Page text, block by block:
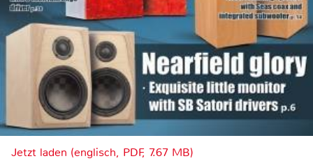
Jetzt laden (englisch, PDF, 7.67 MB)